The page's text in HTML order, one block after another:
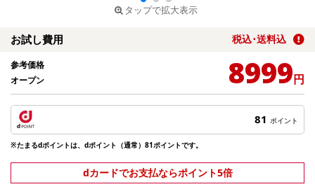
タップで拡大表示
お試し費用 税込･送料込
参考価格
オープン
8999円
81 ポイント
※たまるdポイントは、dポイント（通常）81ポイントです。
dカードでお支払ならポイント5倍